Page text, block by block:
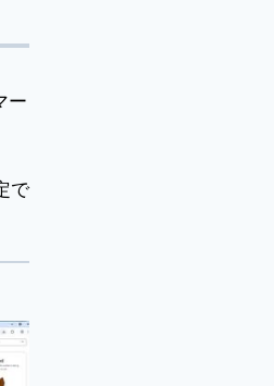
ー
で